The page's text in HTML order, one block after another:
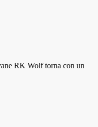
RK Wolf torna con un